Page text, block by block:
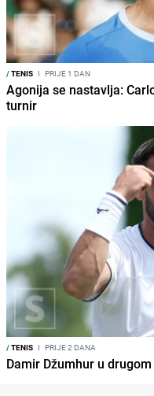
/TENIS I PRIJE 1 DAN
Agonija se nastavlja:
turnir
/TENIS I PRIJE 2 DANA
Damir Džumhur u